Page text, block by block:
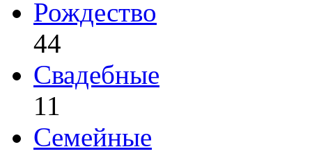
Рождество
44
Свадебные
11
Семейные